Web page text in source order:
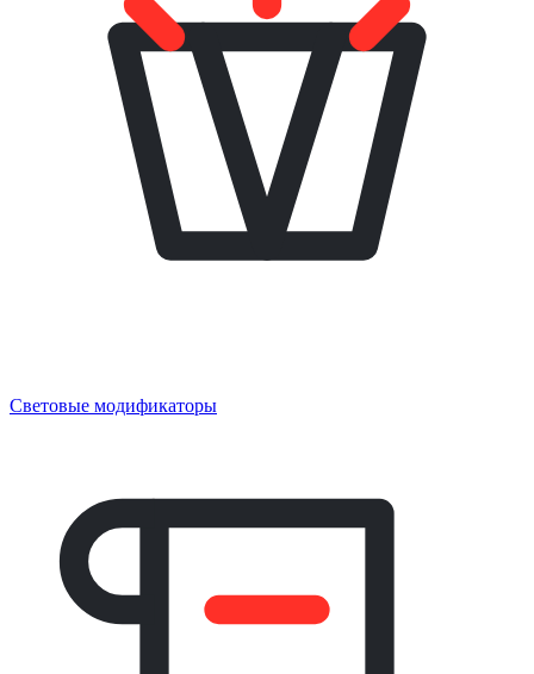
Световые модификаторы